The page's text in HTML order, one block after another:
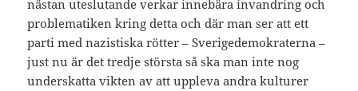
nästan uteslutande verkar innebära invandring och
problematiken kring detta och där man ser att ett
parti med nazistiska rötter – Sverigedemokraterna –
just nu är det tredje största så ska man inte nog
underskatta vikten av att uppleva andra kulturer